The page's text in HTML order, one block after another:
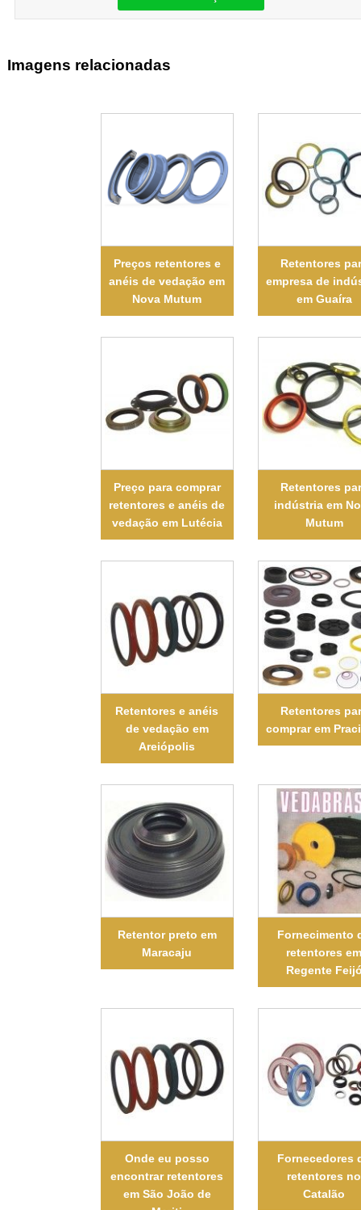
Imagens relacionadas
Preços retentores e
anéis de vedação em
Nova Mutum
Retentores
empresa de
em Guaíra
Preço para comprar
retentores e anéis de
vedação em Lutécia
Retentores
indústria em
Mutum
Retentores e anéis
de vedação em
Areiópolis
Retentores
comprar em
Retentor preto em
Maracaju
Fornecimento
retentores
Regente
Onde eu posso
encontrar retentores
em São João de
Fornecedores
retentores no
Catalão